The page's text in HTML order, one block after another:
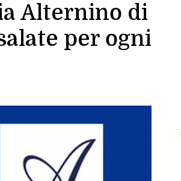
Alternino di
per ogni